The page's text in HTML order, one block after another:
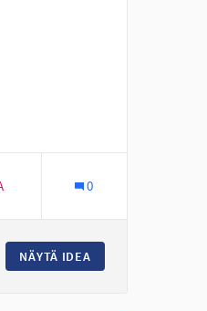
LISÄÄMISEKSI
TURVALLISUUDEN
0
NÄYTÄ IDEA